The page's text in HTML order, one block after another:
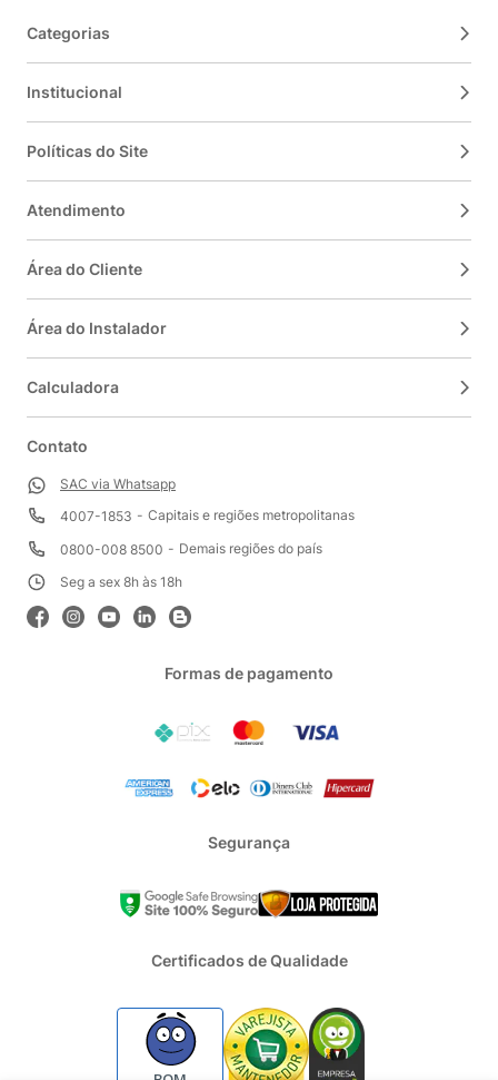
Categorias
Institucional
Políticas do Site
Atendimento
Área do Cliente
Área do Instalador
Calculadora
Contato
SAC via Whatsapp
4007-1853
Capitais e regiões metropolitanas
0800-008 8500
Demais regiões do país
Seg a sex 8h às 18h
Formas de pagamento
Segurança
Certificados de Qualidade